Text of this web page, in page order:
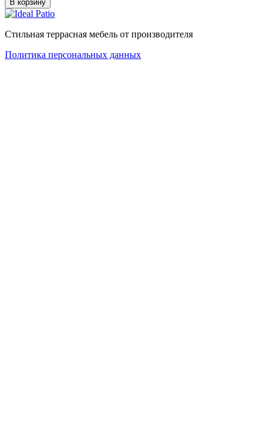
В корзину
Стильная террасная мебель от производителя
Политика персональных данных